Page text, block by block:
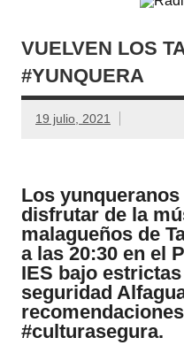
VUELVEN LOS
#YUNQUERA
19 julio, 2021
Los
disfrutar de la
malagueños de
a las 20:30 en el
IES bajo
seguridad
#culturasegura.